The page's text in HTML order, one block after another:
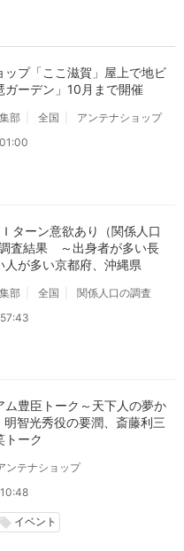
ップ「ここ滋賀」屋上で地ビ
ガーデン」10月まで開催
部 全国
アンテナショップ
ターン意欲あり（関係人口
査結果 ～出身者が多い長
人が多い京都府、沖縄県
部 全国
関係人口の調査
ム豊臣トーク～天下人の夢か
智光秀役の要潤、斎藤利三
トーク
ンテナショップ
local_offer イベント